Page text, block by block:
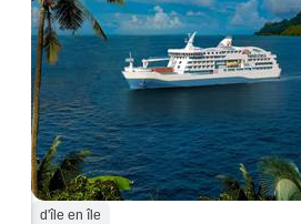
d'île en île